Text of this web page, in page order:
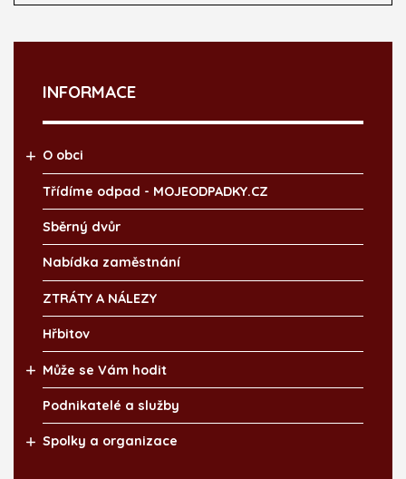
INFORMACE
O obci
Třídíme odpad - MOJEODPADKY.CZ
Sběrný dvůr
Nabídka zaměstnání
ZTRÁTY A NÁLEZY
Hřbitov
Může se Vám hodit
Podnikatelé a služby
Spolky a organizace